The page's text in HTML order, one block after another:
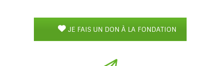
JE FAIS UN DON À LA FONDATION